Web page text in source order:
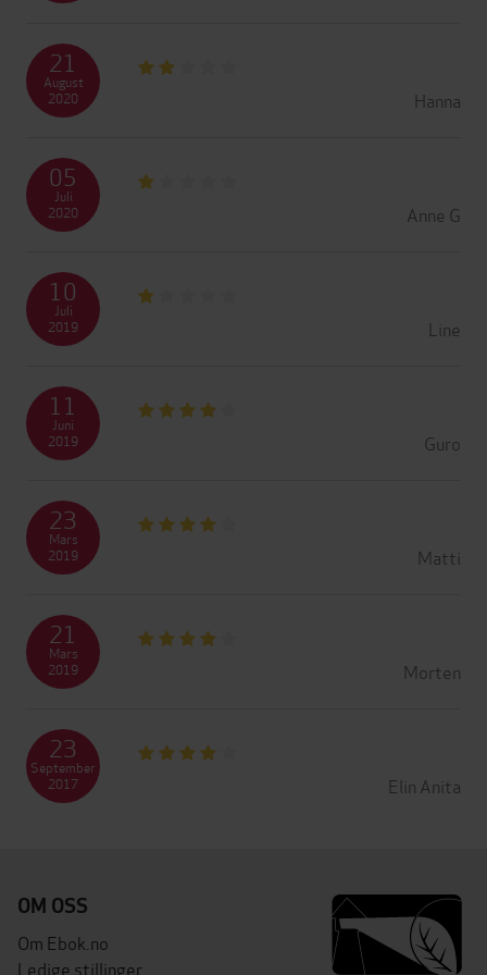
Hanna
21
August
2020
Anne G
05
Juli
2020
Line
10
Juli
2019
Guro
11
Juni
2019
Matti
23
Mars
2019
Morten
21
Mars
2019
Elin Anita
23
September
2017
OM OSS
Om Ebok.no
Ledige stillinger